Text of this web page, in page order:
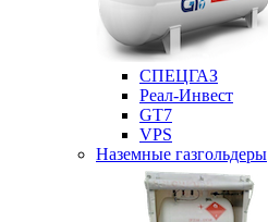
СПЕЦГАЗ
Реал-Инвест
GT7
VPS
Наземные газгольдеры